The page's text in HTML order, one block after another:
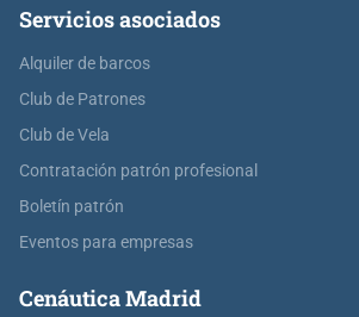
Servicios asociados
Alquiler de barcos
Club de Patrones
Club de Vela
Contratación patrón profesional
Boletín patrón
Eventos para empresas
Cenáutica Madrid